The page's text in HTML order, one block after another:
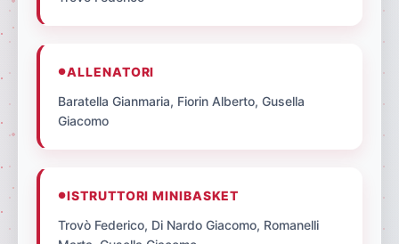
ALLENATORI
Baratella Gianmaria, Fiorin Alberto, Gusella
Giacomo
ISTRUTTORI MINIBASKET
Trovò Federico, Di Nardo Giacomo, Romanelli